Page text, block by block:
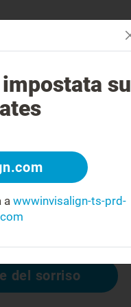
del sorriso
su
awwwinvisalign-ts-prd-